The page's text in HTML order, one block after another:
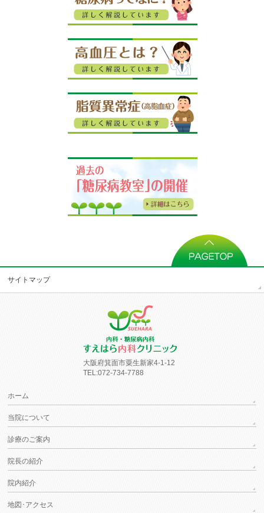
サイトマップ
大阪府箕面市粟生新家4-1-12
TEL:072-734-7788
ホーム
当院について
診療のご案内
院長の紹介
院内紹介
地図･アクセス